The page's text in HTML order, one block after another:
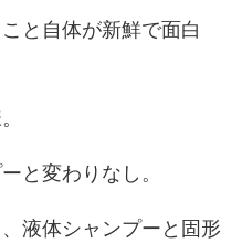
と自体が新鮮で面白
と変わりなし。
液体シャンプーと固形